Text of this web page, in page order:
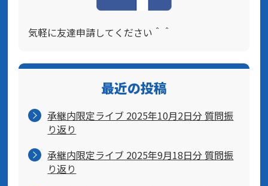
気軽に友達申請してください＾＾
最近の投稿
承継内限定ライブ 2025年10月2日分 質問振
り返り
承継内限定ライブ 2025年9月18日分 質問振
り返り